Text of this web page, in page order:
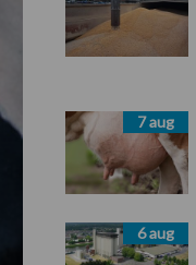
7 aug
6 aug